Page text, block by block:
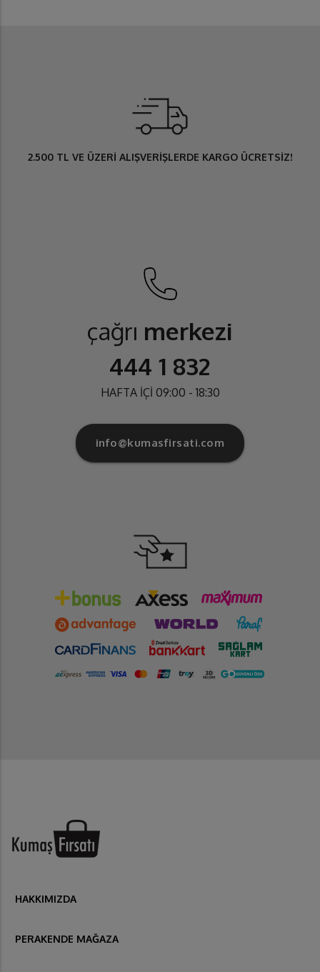
2.500 TL VE ÜZERİ ALIŞVERİŞLERDE KARGO ÜCRETSİZ!
çağrı merkezi
444 1 832
HAFTA İÇİ 09:00 - 18:30
info@kumasfirsati.com
HAKKIMIZDA
PERAKENDE MAĞAZA